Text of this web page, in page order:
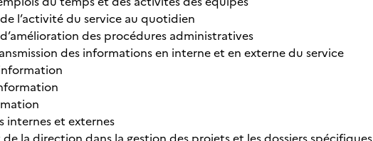
l’activité du service au quotidien
des procédures administratives
des informations en interne et en externe du service
internes et externes